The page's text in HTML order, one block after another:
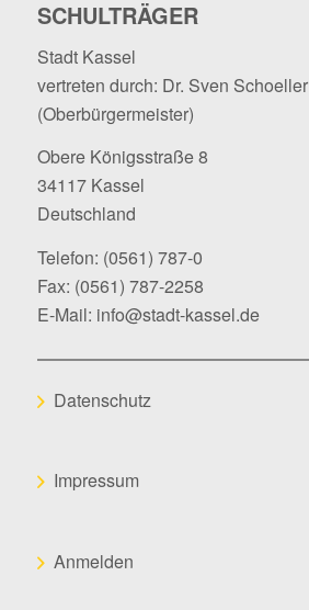
SCHULTRÄGER
Stadt Kassel
vertreten durch: Dr. Sven Schoeller
(Oberbürgermeister)
Obere Königsstraße 8
34117 Kassel
Deutschland
Telefon: (0561) 787-0
Fax: (0561) 787-2258
E-Mail: info@stadt-kassel.de
Datenschutz
Impressum
Anmelden